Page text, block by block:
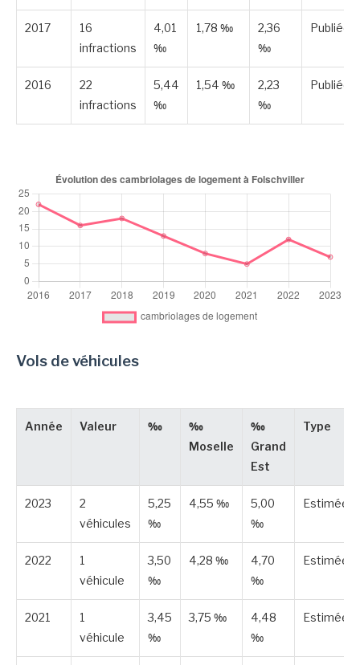
2017
16
infractions
4,01
‰
1,78 ‰
2,36
‰
Publiée
2016
22
infractions
5,44
‰
1,54 ‰
2,23
‰
Publiée
Vols de véhicules
Année Valeur ‰
‰
Moselle
‰
Grand
Est
Type
2023
2
véhicules
5,25
‰
4,55 ‰
5,00
‰
Estimée
2022
1
véhicule
3,50
‰
4,28 ‰
4,70
‰
Estimée
2021
1
véhicule
3,45
‰
3,75 ‰
4,48
‰
Estimée